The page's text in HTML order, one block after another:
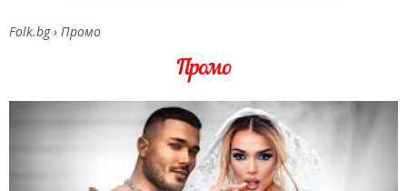
Folk.bg › Промо
Промо